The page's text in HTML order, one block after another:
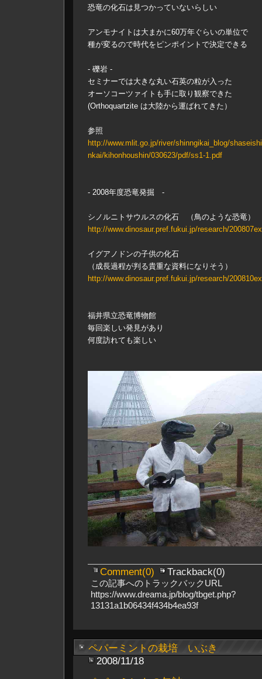
恐竜の化石は見つかっていないらしい
アンモナイトは大まかに60万年ぐらいの単位で
種が変るので時代をピンポイントで決定できる
- 礫岩 -
セミナーでは大きな丸い石英の粒が入った
オーソコーツァイトも手に取り観察できた
(Orthoquartzite は大陸から運ばれてきた）
参照
http://www.mlit.go.jp/river/shinngikai_blog/
nkai/kihonhoushin/030623/pdf/ss1-1.pdf
- 2008年度恐竜発掘 -
シノルニトサウルスの化石 （鳥のような恐竜）
http://www.dinosaur.pref.fukui.jp/research/
イグアノドンの子供の化石
（成長過程が判る貴重な資料になりそう）
http://www.dinosaur.pref.fukui.jp/research/
福井県立恐竜博物館
毎回楽しい発見があり
何度訪れても楽しい
Comment(0) Trackback(0)
この記事へのトラックバックURL
https://www.dreama.jp/blog/tbget.php?
13131a1b06434f434b4ea93f
ペパーミントの栽培 いぶき
2008/11/18